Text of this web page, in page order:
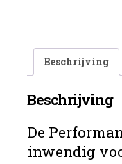
Beschrijving
Beschrijving
De
inwendig